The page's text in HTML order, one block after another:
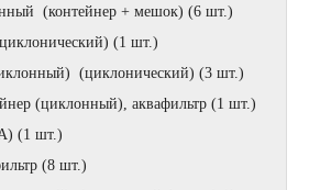
(контейнер + мешок) (6 шт.)
(1 шт.)
(циклонический) (3 шт.)
(циклонный), аквафильтр (1 шт.)
(1 шт.)
(8 шт.)